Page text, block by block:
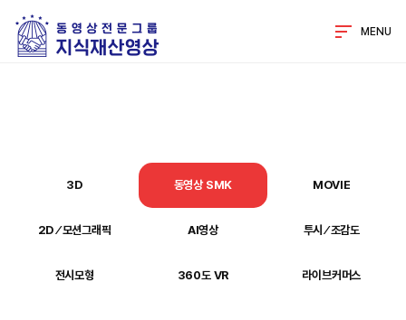
MENU
3D 동영상 SMK MOVIE
2D ⁄ 모션그래픽 AI영상 투시 ⁄ 조감도
전시모형 360도 VR 라이브커머스